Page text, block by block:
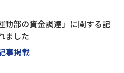
動部の資金調達」に関する記
ました
事掲載